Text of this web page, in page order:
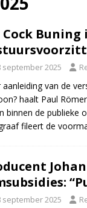
voor podcasts
Cock
september 2025
aanleiding van de
haalt Paul
binnen de publieke
fileert de
september 2025